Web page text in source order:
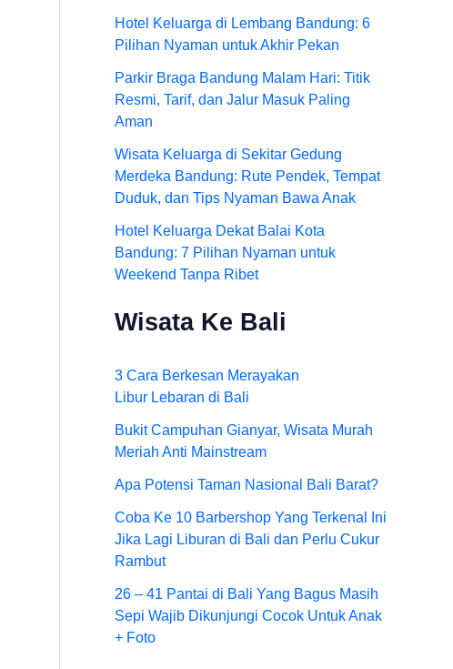
Hotel Keluarga di Lembang Bandung: 6
Pilihan Nyaman untuk Akhir Pekan
Parkir Braga Bandung Malam Hari: Titik
Resmi, Tarif, dan Jalur Masuk Paling
Aman
Wisata Keluarga di Sekitar Gedung
Merdeka Bandung: Rute Pendek, Tempat
Duduk, dan Tips Nyaman Bawa Anak
Hotel Keluarga Dekat Balai Kota
Bandung: 7 Pilihan Nyaman untuk
Weekend Tanpa Ribet
Wisata Ke Bali
3 Cara Berkesan Merayakan
Libur Lebaran di Bali
Bukit Campuhan Gianyar, Wisata Murah
Meriah Anti Mainstream
Apa Potensi Taman Nasional Bali Barat?
Coba Ke 10 Barbershop Yang Terkenal Ini
Jika Lagi Liburan di Bali dan Perlu Cukur
Rambut
26 – 41 Pantai di Bali Yang Bagus Masih
Sepi Wajib Dikunjungi Cocok Untuk Anak
+ Foto